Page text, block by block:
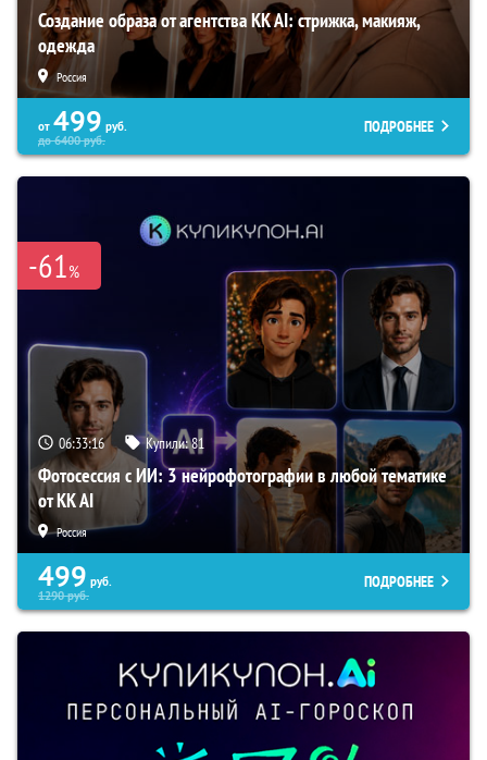
Создание образа от агентства KK AI: стрижка, макияж,
одежда
Россия
от 499 руб.
до6400руб.
ПОДРОБНЕЕ
-61%
06:33:15 Купили:81
Фотосессия с ИИ: 3 нейрофотографии в любой тематике
от KK AI
Россия
499 руб.
1290руб.
ПОДРОБНЕЕ